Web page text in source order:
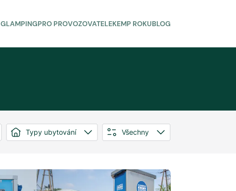
GLAMPINGPRO PROVOZOVATELEKEMP ROKUBLOG
Typy ubytování Všechny